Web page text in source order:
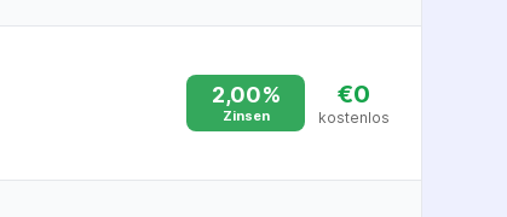
2,00%
Zinsen
€0
kostenlos